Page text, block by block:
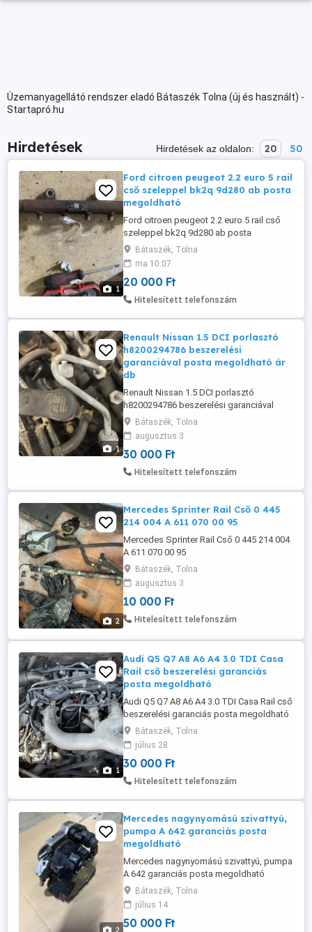
Üzemanyagellátó rendszer eladó Bátaszék Tolna (új és használt) -
Startapró.hu
Hirdetések Hirdetések az oldalon: 20 50
1
Ford citroen peugeot 2.2 euro 5 rail
cső szeleppel bk2q 9d280 ab posta
megoldható
Ford citroen peugeot 2.2 euro 5 rail cső
szeleppel bk2q 9d280 ab posta
megoldható
Bátaszék, Tolna
ma 10:07
20 000 Ft
Hitelesített telefonszám
1
Renault Nissan 1.5 DCI porlasztó
h8200294786 beszerelési
garanciával posta megoldható ár
db
Renault Nissan 1.5 DCI porlasztó
h8200294786 beszerelési garanciával
posta megoldható ár db
Bátaszék, Tolna
augusztus 3
30 000 Ft
Hitelesített telefonszám
2
Mercedes Sprinter Rail Cső 0 445
214 004 A 611 070 00 95
Mercedes Sprinter Rail Cső 0 445 214 004
A 611 070 00 95
Bátaszék, Tolna
augusztus 3
10 000 Ft
Hitelesített telefonszám
1
Audi Q5 Q7 A8 A6 A4 3.0 TDI Casa
Rail cső beszerelési garanciás
posta megoldható
Audi Q5 Q7 A8 A6 A4 3.0 TDI Casa Rail cső
beszerelési garanciás posta megoldható
kizárólag telefonon érdeklődjön
Bátaszék, Tolna
július 28
30 000 Ft
Hitelesített telefonszám
2
Mercedes nagynyomású szivattyú,
pumpa A 642 garanciás posta
megoldható
Mercedes nagynyomású szivattyú, pumpa
A 642 garanciás posta megoldható
Mercedes-Benz Viano (W639) (Baujahr PS,
Diesel) Mercedes-Benz Vito Bus (W639)
(Baujahr 09.2010 - ..., 224 PS, Diesel)
Mercedes-Benz Vito Mixto (W639)
Bátaszék, Tolna
július 14
50 000 Ft